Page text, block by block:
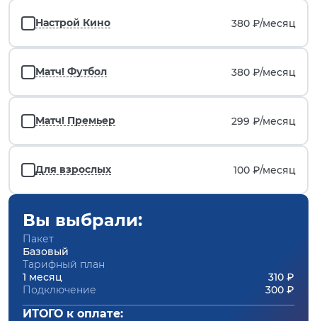
Настрой Кино 380 ₽/месяц
Матч! Футбол 380 ₽/месяц
Матч! Премьер 299 ₽/месяц
Для взрослых 100 ₽/месяц
Вы выбрали:
Пакет
Базовый
Тарифный план
1 месяц
310 ₽
Подключение
300 ₽
ИТОГО к оплате: